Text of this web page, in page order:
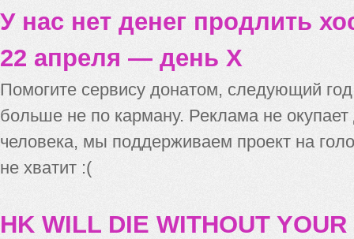
У нас нет денег продлить
22 апреля — день X
Помогите сервису донатом, следующий
больше не по карману. Реклама не
человека, мы поддерживаем проект на
не хватит :(
HK WILL DIE WITHOUT